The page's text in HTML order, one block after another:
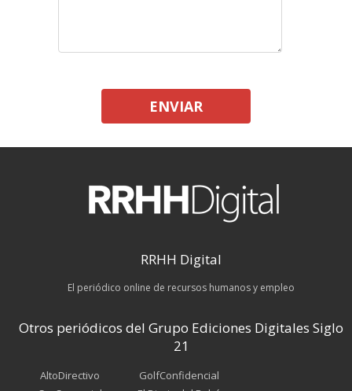
ENVIAR
RRHH Digital
El periódico online de recursos humanos y empleo
Otros periódicos del Grupo Ediciones Digitales Siglo
21
AltoDirectivo
GolfConfidencial